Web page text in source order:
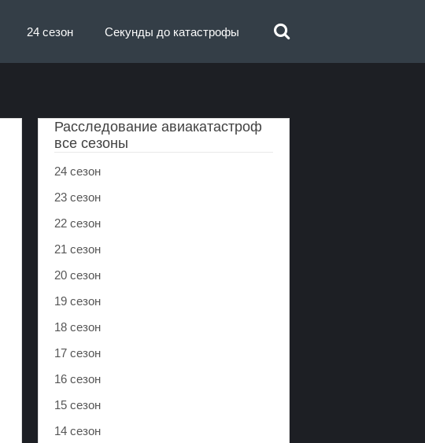
24 сезон Секунды до катастрофы
Расследование авиакатастроф
все сезоны
24 сезон
23 сезон
22 сезон
21 сезон
20 сезон
19 сезон
18 сезон
17 сезон
16 сезон
15 сезон
14 сезон